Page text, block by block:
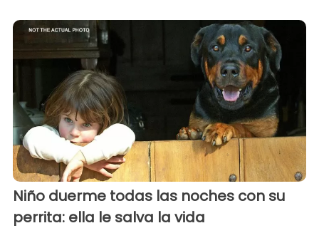
Niño duerme todas las noches con su
perrita: ella le salva la vida